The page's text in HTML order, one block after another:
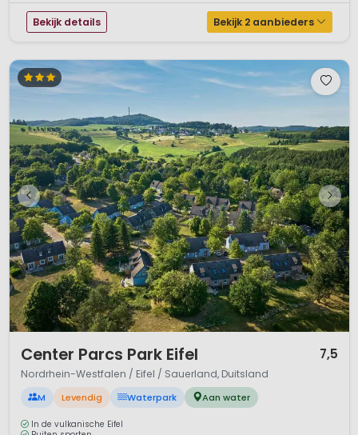
Bekijk details Bekijk 2 aanbieders
Center Parcs Park Eifel 7,5
Nordrhein-Westfalen / Eifel / Sauerland, Duitsland
M Levendig Waterpark Aan water
In de vulkanische Eifel